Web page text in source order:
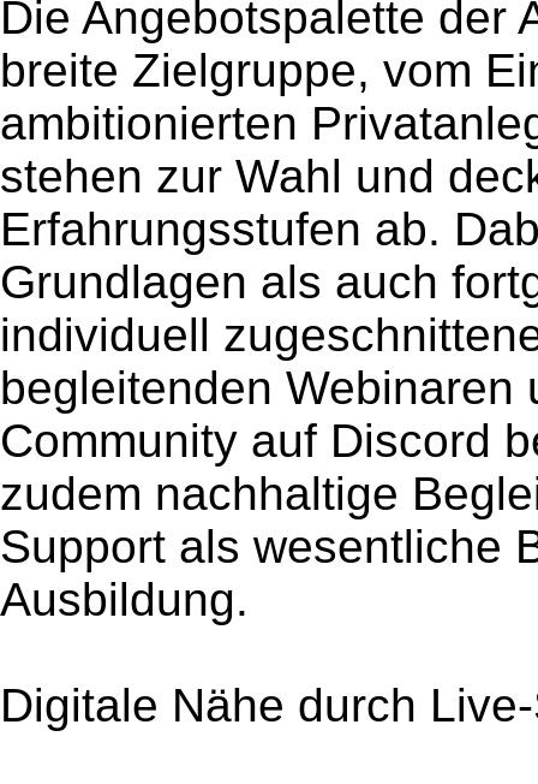
Die Angebotspalette der
breite Zielgruppe, vom
ambitionierten
stehen zur Wahl und
Erfahrungsstufen ab.
Grundlagen als auch
individuell
begleitenden Webinaren
Community auf Discord
zudem nachhaltige
Support als wesentliche
Ausbildung.
Digitale Nähe durch